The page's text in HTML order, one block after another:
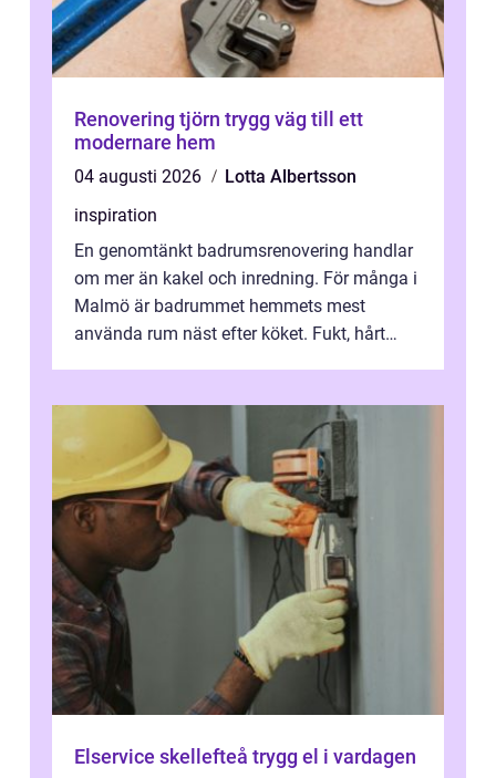
Renovering tjörn trygg väg till ett
modernare hem
04 augusti 2026
Lotta Albertsson
inspiration
En genomtänkt badrumsrenovering handlar
om mer än kakel och inredning. För många i
Malmö är badrummet hemmets mest
använda rum näst efter köket. Fukt, hårt
Elservice skellefteå trygg el i vardagen